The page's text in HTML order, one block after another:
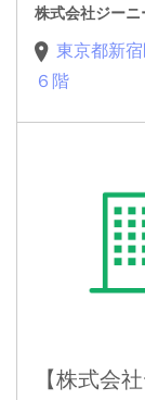
株式会社ジーニ
東京都新
６階
【株式会